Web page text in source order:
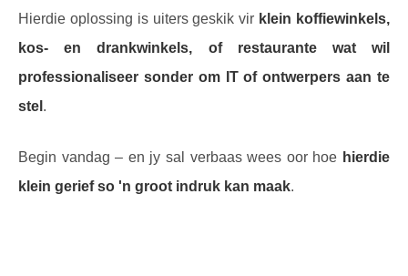
Hierdie oplossing is uiters geskik vir klein koffiewinkels,
kos- en drankwinkels, of restaurante wat wil
professionaliseer sonder om IT of ontwerpers aan te
stel .
Begin vandag – en jy sal verbaas wees oor hoe hierdie
klein gerief so 'n groot indruk kan maak.